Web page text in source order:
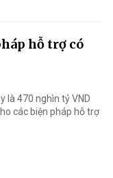
hỗ trợ có
là 470 nghìn tỷ VND
các biện pháp hỗ trợ